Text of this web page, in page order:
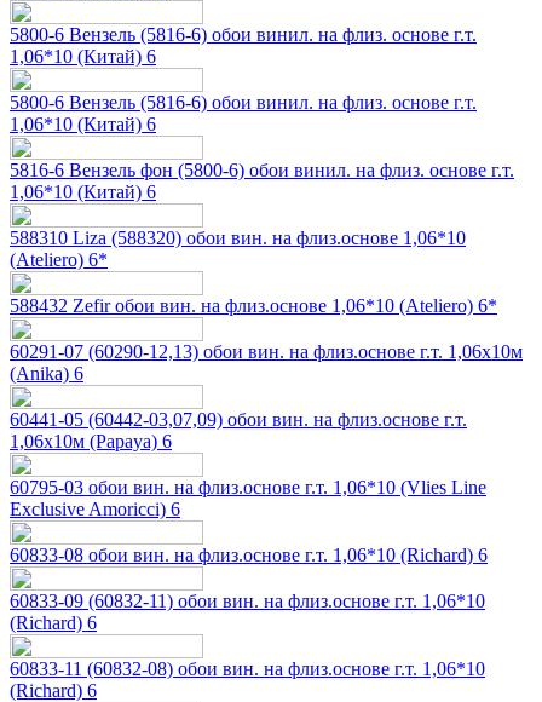
5800-6 Вензель (5816-6) обои винил. на флиз. основе г.т.
1,06*10 (Китай) 6
5800-6 Вензель (5816-6) обои винил. на флиз. основе г.т.
1,06*10 (Китай) 6
5816-6 Вензель фон (5800-6) обои винил. на флиз. основе г.т.
1,06*10 (Китай) 6
588310 Liza (588320) обои вин. на флиз.основе 1,06*10
(Ateliero) 6*
588432 Zefir обои вин. на флиз.основе 1,06*10 (Ateliero) 6*
60291-07 (60290-12,13) обои вин. на флиз.основе г.т. 1,06х10м
(Anika) 6
60441-05 (60442-03,07,09) обои вин. на флиз.основе г.т.
1,06х10м (Papaya) 6
60795-03 обои вин. на флиз.основе г.т. 1,06*10 (Vlies Line
Exclusive Amoricci) 6
60833-08 обои вин. на флиз.основе г.т. 1,06*10 (Richard) 6
60833-09 (60832-11) обои вин. на флиз.основе г.т. 1,06*10
(Richard) 6
60833-11 (60832-08) обои вин. на флиз.основе г.т. 1,06*10
(Richard) 6